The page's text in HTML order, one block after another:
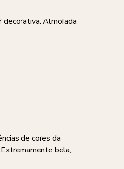
decorativa. Almofada
de cores da
bela,